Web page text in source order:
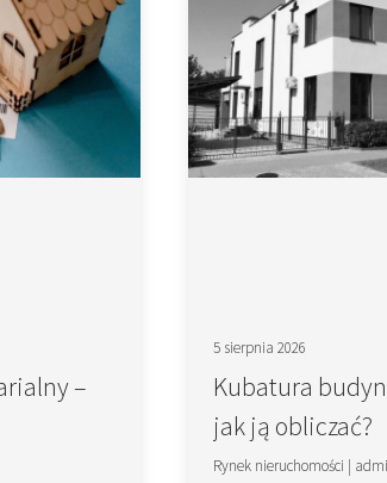
–
5 sierpnia 2026
Kubatura
jak ją obliczać?
Rynek nieruchomości |